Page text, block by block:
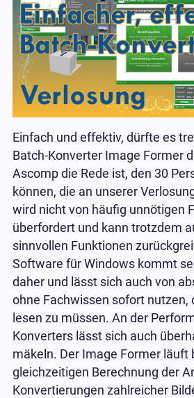
Einfach und effektiv, dürfte es
Batch-Konverter Image Former
Ascomp die Rede ist, den 30
können, die an unserer
wird nicht von häufig unnötigen
überfordert und kann trotzdem
sinnvollen Funktionen
Software für Windows kommt
daher und lässt sich auch von
ohne Fachwissen sofort nutzen,
lesen zu müssen. An der
Konverters lässt sich auch
mäkeln. Der Image Former läuft
gleichzeitigen Berechnung der
Konvertierungen zahlreicher